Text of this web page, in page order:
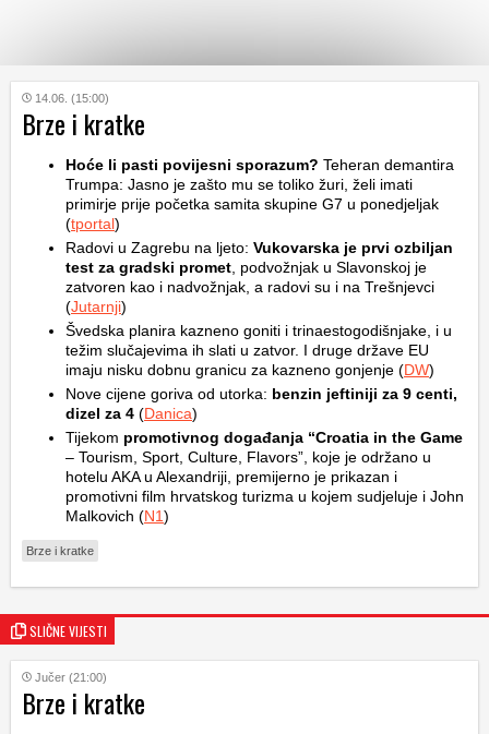
KATEGORIJE
HRVATSKI
WEB
14.06. (15:00)
Brze i kratke
Hoće li pasti povijesni sporazum? Teheran demantira
Trumpa: Jasno je zašto mu se toliko žuri, želi imati
primirje prije početka samita skupine G7 u ponedjeljak
(tportal)
Radovi u Zagrebu na ljeto: Vukovarska je prvi ozbiljan
test za gradski promet , podvožnjak u Slavonskoj je
zatvoren kao i nadvožnjak, a radovi su i na Trešnjevci
(Jutarnji)
Švedska planira kazneno goniti i trinaestogodišnjake, i u
težim slučajevima ih slati u zatvor. I druge države EU
imaju nisku dobnu granicu za kazneno gonjenje (DW)
Nove cijene goriva od utorka: benzin jeftiniji za 9 centi,
dizel za 4 (Danica)
Tijekom promotivnog događanja “Croatia in the Game
– Tourism, Sport, Culture, Flavors”, koje je održano u
hotelu AKA u Alexandriji, premijerno je prikazan i
promotivni film hrvatskog turizma u kojem sudjeluje i John
Malkovich (N1)
Brze i kratke
SLIČNE VIJESTI
Jučer (21:00)
Brze i kratke